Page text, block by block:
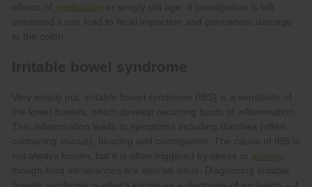
medication
anxiety